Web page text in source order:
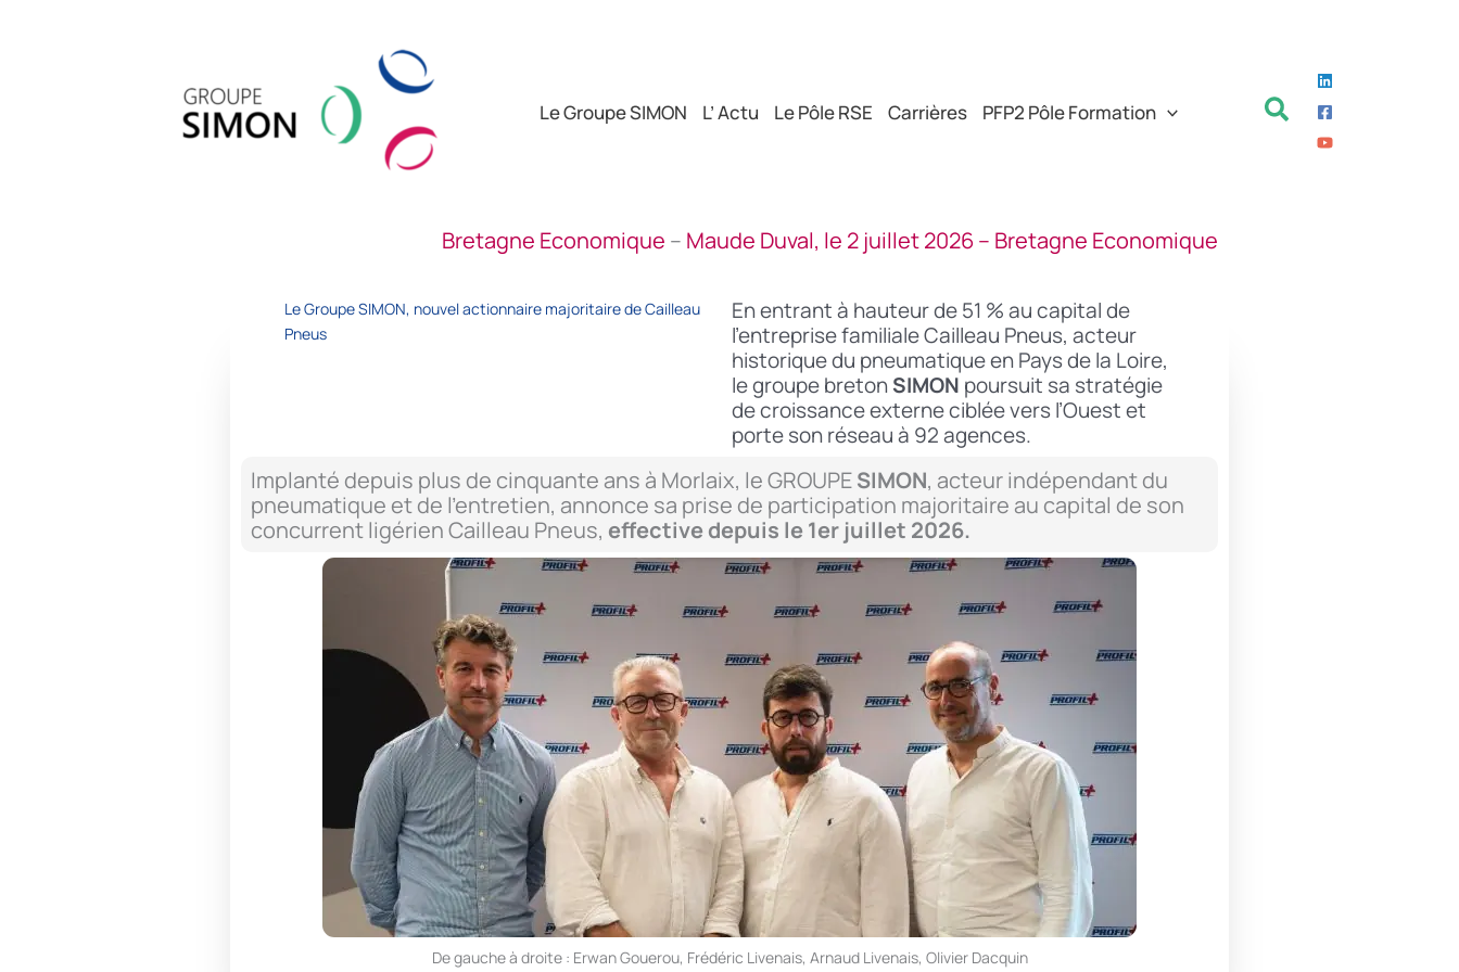
Le Groupe SIMON L’ Actu Le Pôle RSE Carrières PFP2 Pôle Formation Rechercher
Bretagne Economique – Maude Duval, le 2 juillet 2026 – Bretagne Economique
Le Groupe SIMON, nouvel actionnaire majoritaire de Cailleau
Pneus
En entrant à hauteur de 51 % au capital de
l’entreprise familiale Cailleau Pneus, acteur
historique du pneumatique en Pays de la Loire,
le groupe bretonSIMON poursuit sa stratégie
de croissance externe ciblée vers l’Ouest et
porte son réseau à 92 agences.
Implanté depuis plus de cinquante ans à Morlaix, le GROUPESIMON, acteur indépendant du
pneumatique et de l’entretien, annonce sa prise de participation majoritaire au capital de son
concurrent ligérien Cailleau Pneus, effective depuis le 1er juillet 2026.
De gauche à droite : Erwan Gouerou, Frédéric Livenais, Arnaud Livenais, Olivier Dacquin